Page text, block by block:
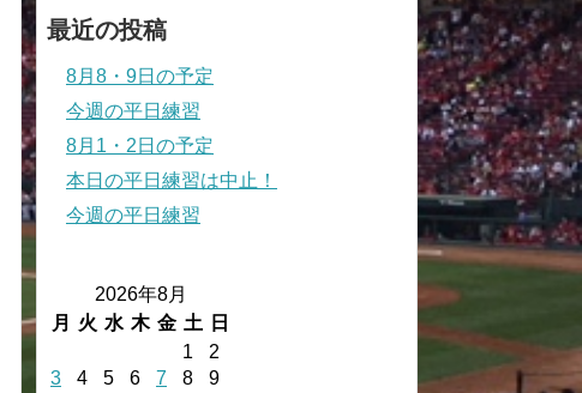
最近の投稿
8月8・9日の予定
今週の平日練習
8月1・2日の予定
本日の平日練習は中止！
今週の平日練習
2026年8月
月
火 水 木 金 土
日
1
2
3
4 5 6 7 8
9